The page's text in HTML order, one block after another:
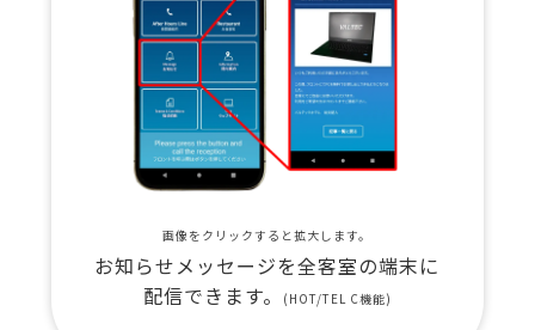
画像をクリックすると拡大します。
お知らせメッセージを全客室の端末に
配信できます。
(HOT/TEL C機能)